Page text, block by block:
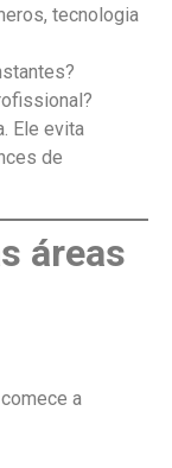
tecnologia
Ele evita
de
áreas
a